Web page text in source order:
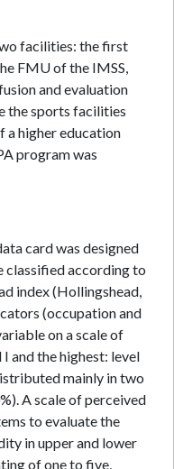
facilities: the first
FMU of the IMSS,
and evaluation
the sports facilities
a higher education
program was
card was designed
classified according to
index (Hollingshead,
(occupation and
on a scale of
and the highest: level
mainly in two
A scale of perceived
to evaluate the
in upper and lower
of one to five,